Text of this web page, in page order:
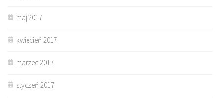
maj 2017
kwiecień 2017
marzec 2017
styczeń 2017